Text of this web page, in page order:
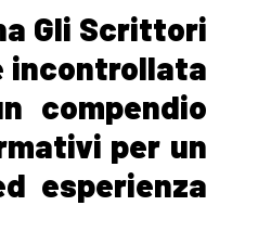
Gli Scrittori
incontrollata
compendio
per un
esperienza